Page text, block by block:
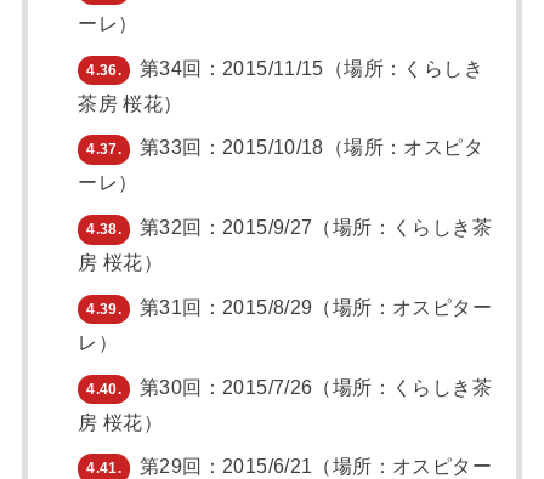
ーレ）
4.36.
第34回：2015/11/15（場所：くらしき
茶房 桜花）
4.37.
第33回：2015/10/18（場所：オスピタ
ーレ）
4.38.
第32回：2015/9/27（場所：くらしき茶
房 桜花）
4.39.
第31回：2015/8/29（場所：オスピター
レ）
4.40.
第30回：2015/7/26（場所：くらしき茶
房 桜花）
4.41.
第29回：2015/6/21（場所：オスピター